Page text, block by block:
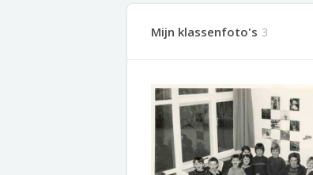
Mijn klassenfoto's 3